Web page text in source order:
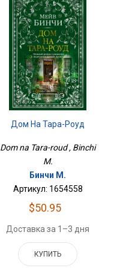
Дом На Тара-Роуд
Dom na Tara-roud , Binchi
M.
Бинчи М.
Артикул: 1654558
$50.95
Доставка за 1–3 дня
КУПИТЬ